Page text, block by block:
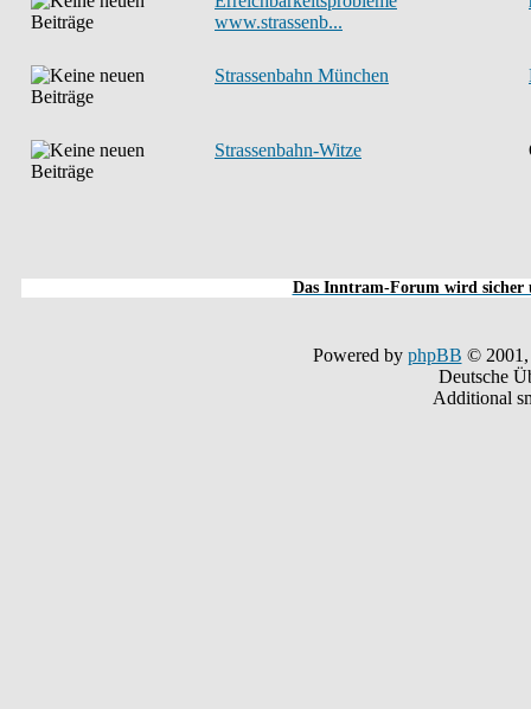
www.strassenb...
Strassenbahn München
Strassenbahn-Witze
Das Inntram-Forum wird sicher
Powered by phpBB © 2001,
Deutsche
Additional